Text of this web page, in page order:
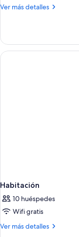
Ver más detalles
Más
Habitación
10 huéspedes
Wifi gratis
Ver más detalles
Más